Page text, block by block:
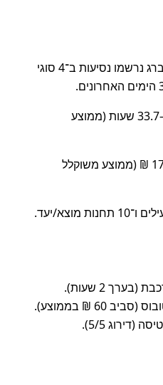
במסלול מפרנקפורט לנירנברג נרשמו נסיעות ב־4 סוגי
טווחי משך כוללים: 45 דק׳–33.7 שעות (ממוצע
טווחי מחיר כוללים: 39–1737 ₪ (ממוצע משוקלל
2 שעות).
60 ₪ בממוצע).
(דירוג 5/5).